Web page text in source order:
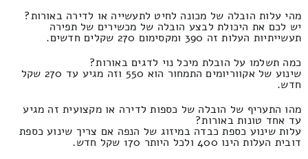
מהי עלות הובלה של מכונה לחיט לתעשייה או לדירה באורות?
יש לכם את היכולת לבצע הובלה של מכשירים של תפירה
תעשייתיות העלות זה 390 ומקסימום 270 שקלים חדשים.
כמה תשלמו על הובלת מיכל נוי לדגים באורות?
שינוע של אקווריומים התמחור הוא 550 וזה מגיע עד 270 שקל
חדש.
מהו התעריף של הובלה של כספות לדירה או מקצועית זה מגיע
עד אחד טונות באורות?
עלות שינוע כספת כבדה במיזוג של הנפה אם צריך שינוע כספת
דובית העלות הינו 400 ולכל היותר 170 שקל חדש.